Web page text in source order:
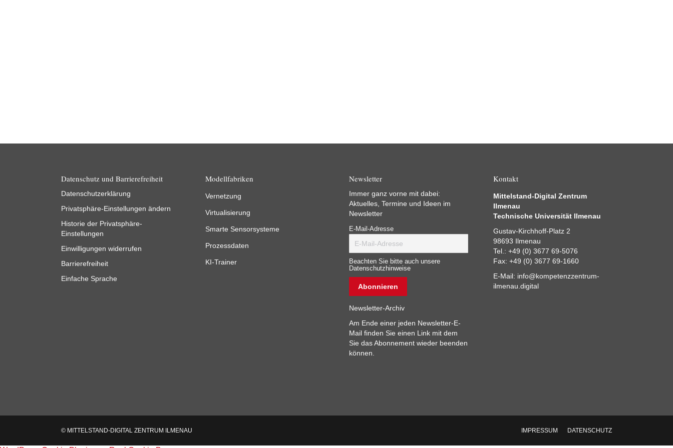
Datenschutz und Barrierefreiheit
Datenschutzerklärung
Privatsphäre-Einstellungen ändern
Historie der Privatsphäre-
Einstellungen
Einwilligungen widerrufen
Barrierefreiheit
Einfache Sprache
Modellfabriken
Vernetzung
Virtualisierung
Smarte Sensorsysteme
Prozessdaten
KI-Trainer
Newsletter
Immer ganz vorne mit dabei:
Aktuelles, Termine und Ideen im
Newsletter
E-Mail-Adresse
Beachten Sie bitte auch unsere
Datenschutzhinweise
Newsletter-Archiv
Am Ende einer jeden Newsletter-E-
Mail finden Sie einen Link mit dem
Sie das Abonnement wieder beenden
können.
Kontakt
Mittelstand-Digital Zentrum
Ilmenau
Technische Universität Ilmenau
Gustav-Kirchhoff-Platz 2
98693 Ilmenau
Tel.: +49 (0) 3677 69-5076
Fax: +49 (0) 3677 69-1660
E-Mail: info@kompetenzzentrum-
ilmenau.digital
© MITTELSTAND-DIGITAL ZENTRUM ILMENAU IMPRESSUM DATENSCHUTZ